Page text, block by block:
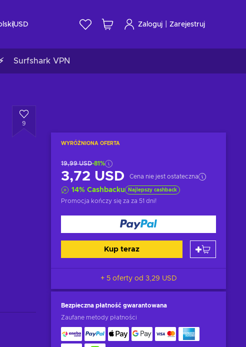
USD Zaloguj Zarejestruj
Surfshark VPN
9
WYRÓŻNIONA OFERTA
19,99 USD-81%
3,72 USD Cena nie jest ostateczna
14% Cashbacku Najlepszy cashback
Promocja kończy się za za 51 dni!
Kup teraz
+ 5 oferty od 3,29 USD
Bezpieczna płatność gwarantowana
Zaufane metody płatności